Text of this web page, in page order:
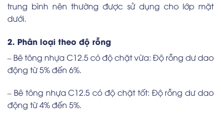
trung bình nên thường được sử dụng cho lớp mặt
dưới.
2. Phân loại theo độ rỗng
– Bê tông nhựa C12.5 có độ chặt vừa: Độ rỗng dư dao
động từ 5% đến 6%.
– Bê tông nhựa C12.5 có độ chặt tốt: Độ rỗng dư dao
động từ 4% đến 5%.